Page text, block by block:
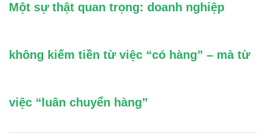
Một sự thật quan trọng: doanh nghiệp
không kiếm tiền từ việc “có hàng” – mà từ
việc “luân chuyển hàng”